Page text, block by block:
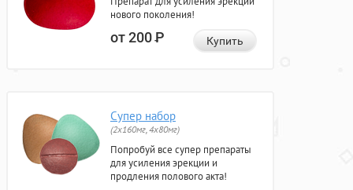
нового поколения!
от 200Р Купить
Супер набор
(2х160мг, 4х80мг)
Попробуй все супер препараты
для усиления эрекции и
продления полового акта!